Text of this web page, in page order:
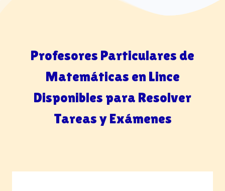
Profesores Particulares de
Matemáticas en Lince
Disponibles para Resolver
Tareas y Exámenes